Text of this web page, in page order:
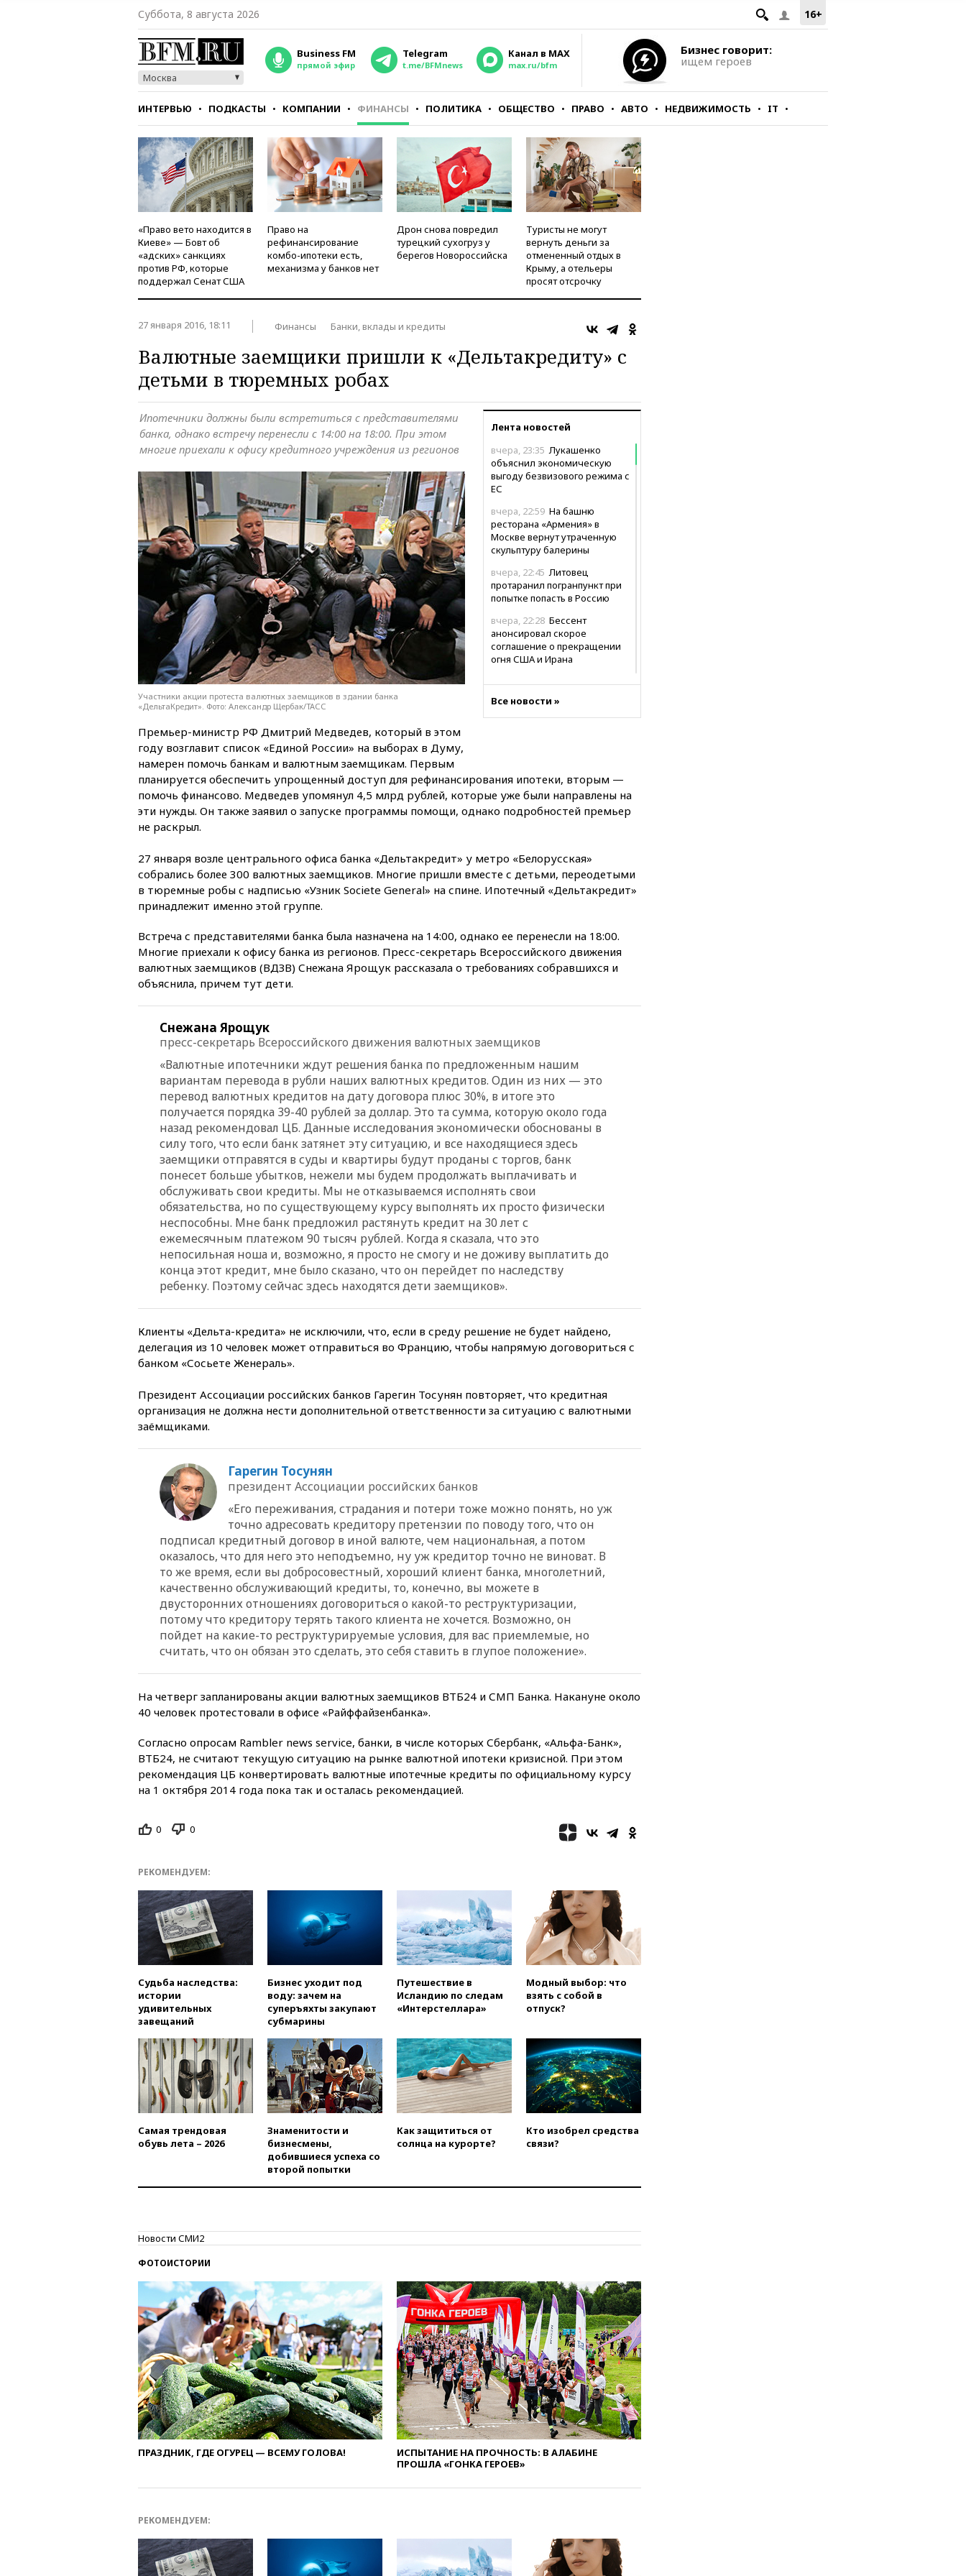
16+
Суббота, 8 августа 2026
Москва
Business FM
прямой эфир
Telegram
t.me/BFMnews
Канал в MAX
max.ru/bfm
Бизнес говорит:
ищем героев
ИНТЕРВЬЮ ПОДКАСТЫ КОМПАНИИ ФИНАНСЫ ПОЛИТИКА ОБЩЕСТВО ПРАВО АВТО НЕДВИЖИМОСТЬ IT
СТИЛЬ ТЕСТЫ
«Право вето находится в
Киеве» — Бовт об
«адских» санкциях
против РФ, которые
поддержал Сенат США
Право на
рефинансирование
комбо-ипотеки есть,
механизма у банков нет
Дрон снова повредил
турецкий сухогруз у
берегов Новороссийска
Туристы не могут
вернуть деньги за
отмененный отдых в
Крыму, а отельеры
просят отсрочку
27 января 2016, 18:11 Финансы Банки, вклады и кредиты
Валютные заемщики пришли к «Дельтакредиту» с
детьми в тюремных робах
Лента новостей
вчера, 23:35 Лукашенко
объяснил экономическую
выгоду безвизового режима с
ЕС
вчера, 22:59 На башню
ресторана «Армения» в
Москве вернут утраченную
скульптуру балерины
вчера, 22:45 Литовец
протаранил погранпункт при
попытке попасть в Россию
вчера, 22:28 Бессент
анонсировал скорое
соглашение о прекращении
огня США и Ирана
при нападении в Чехии
вчера, 21:56
The Atlantic: Маск
отказал Украине в
использовании Starlink для
складе в Брянске возбудили
уголовное дело
Лидеры сборной
Хорватии
вчера, 21:15
Пентагон
опубликовал 16 новых видео с
вчера, 21:00На границе
«Интервидение» точно
пройдет в 2026 году
сбила еще 75 украинских
беспилотников над Россией
вчера, 20:35
Велосипедист
погиб при атаке FPV-дрона в
Белгородской области
заочно арестовали по делу о
финансировании
экстремизма
вчера, 20:20 Суд США
постановил остановить
строительство бального зала в
одобрил ужесточение
санкций против России и
против журналистки Катерины
Гордеевой о фейках о ВС
вчера, 19:45ISU предоставил
вчера, 19:35 Зеленский
впервые совершил
официальный визит в Сербию
вчера, 19:19 Россиянка
погибла во Французских
Альпах
вчера, 19:00Открытое
горение на складе в Брянске
ликвидировано
вчера, 18:55Минобороны
украинским сухогрузам в
чемпионами на олимпиаде по
вчера, 18:39Два человека
Беспилотник
атаковал турецкий сухогруз у
году более чем на четверть
вчера, 17:55Мужчина получил
ранения при атаке дрона на
Белгородскую область
вчера, 17:48Bloomberg:
авиакомпании США обязали
проверить самолеты Boeing на
наличие трещин
пятилетний ребенок погиб при
падении из окна десятого
этажа
вчера, 17:17Bloomberg:
киберкомандование США
расследует серию
самоубийств своих служащих
вчера, 17:00 Сняты
вчера, 16:45«Яблоко» подаст
вчера, 16:35Мельникова и
еще шесть гимнастов сборной
России не получили визы на
ЧЕ
вчера, 16:16Движение по
Крымскому мосту
перекрывали второй раз за
день
вчера, 16:00Создатели
пирамиды АФК «Наследие»
получили от шести до 12 лет
колонии
августа рассмотрит иск о
пострадали при пожаре на
складе с красками в Брянске
Все новости »
Ипотечники должны были встретиться с представителями
банка, однако встречу перенесли с 14:00 на 18:00. При этом
многие приехали к офису кредитного учреждения из регионов
Участники акции протеста валютных заемщиков в здании банка
«ДельтаКредит». Фото: Александр Щербак/ТАСС
Премьер-министр РФ Дмитрий Медведев, который в этом
году возглавит список «Единой России» на выборах в Думу,
намерен помочь банкам и валютным заемщикам. Первым
планируется обеспечить упрощенный доступ для рефинансирования ипотеки, вторым —
помочь финансово. Медведев упомянул 4,5 млрд рублей, которые уже были направлены на
эти нужды. Он также заявил о запуске программы помощи, однако подробностей премьер
не раскрыл.
27 января возле центрального офиса банка «Дельтакредит» у метро «Белорусская»
собрались более 300 валютных заемщиков. Многие пришли вместе с детьми, переодетыми
в тюремные робы с надписью «Узник Societe General» на спине. Ипотечный «Дельтакредит»
принадлежит именно этой группе.
Встреча с представителями банка была назначена на 14:00, однако ее перенесли на 18:00.
Многие приехали к офису банка из регионов. Пресс-секретарь Всероссийского движения
валютных заемщиков (ВДЗВ) Снежана Ярощук рассказала о требованиях собравшихся и
объяснила, причем тут дети.
Снежана Ярощук
пресс-секретарь Всероссийского движения валютных заемщиков
«Валютные ипотечники ждут решения банка по предложенным нашим
вариантам перевода в рубли наших валютных кредитов. Один из них — это
перевод валютных кредитов на дату договора плюс 30%, в итоге это
получается порядка 39-40 рублей за доллар. Это та сумма, которую около года
назад рекомендовал ЦБ. Данные исследования экономически обоснованы в
силу того, что если банк затянет эту ситуацию, и все находящиеся здесь
заемщики отправятся в суды и квартиры будут проданы с торгов, банк
понесет больше убытков, нежели мы будем продолжать выплачивать и
обслуживать свои кредиты. Мы не отказываемся исполнять свои
обязательства, но по существующему курсу выполнять их просто физически
неспособны. Мне банк предложил растянуть кредит на 30 лет с
ежемесячным платежом 90 тысяч рублей. Когда я сказала, что это
непосильная ноша и, возможно, я просто не смогу и не доживу выплатить до
конца этот кредит, мне было сказано, что он перейдет по наследству
ребенку. Поэтому сейчас здесь находятся дети заемщиков».
Клиенты «Дельта-кредита» не исключили, что, если в среду решение не будет найдено,
делегация из 10 человек может отправиться во Францию, чтобы напрямую договориться с
банком «Сосьете Женераль».
Президент Ассоциации российских банков Гарегин Тосунян повторяет, что кредитная
организация не должна нести дополнительной ответственности за ситуацию с валютными
заёмщиками.
Гарегин Тосунян
президент Ассоциации российских банков
«Его переживания, страдания и потери тоже можно понять, но уж
точно адресовать кредитору претензии по поводу того, что он
подписал кредитный договор в иной валюте, чем национальная, а потом
оказалось, что для него это неподъемно, ну уж кредитор точно не виноват. В
то же время, если вы добросовестный, хороший клиент банка, многолетний,
качественно обслуживающий кредиты, то, конечно, вы можете в
двусторонних отношениях договориться о какой-то реструктуризации,
потому что кредитору терять такого клиента не хочется. Возможно, он
пойдет на какие-то реструктурируемые условия, для вас приемлемые, но
считать, что он обязан это сделать, это себя ставить в глупое положение».
На четверг запланированы акции валютных заемщиков ВТБ24 и СМП Банка. Накануне около
40 человек протестовали в офисе «Райффайзенбанка».
Согласно опросам Rambler news service, банки, в числе которых Сбербанк, «Альфа-Банк»,
ВТБ24, не считают текущую ситуацию на рынке валютной ипотеки кризисной. При этом
рекомендация ЦБ конвертировать валютные ипотечные кредиты по официальному курсу
на 1 октября 2014 года пока так и осталась рекомендацией.
0 0
РЕКОМЕНДУЕМ:
Судьба наследства:
истории
удивительных
завещаний
Бизнес уходит под
воду: зачем на
суперъяхты закупают
субмарины
Путешествие в
Исландию по следам
«Интерстеллара»
Модный выбор: что
взять с собой в
отпуск?
Самая трендовая
обувь лета – 2026
Знаменитости и
бизнесмены,
добившиеся успеха со
второй попытки
Как защититься от
солнца на курорте?
Кто изобрел средства
связи?
Новости СМИ2
ФОТОИСТОРИИ
ПРАЗДНИК, ГДЕ ОГУРЕЦ — ВСЕМУ ГОЛОВА!
ИСПЫТАНИЕ НА ПРОЧНОСТЬ: В АЛАБИНЕ
ПРОШЛА «ГОНКА ГЕРОЕВ»
РЕКОМЕНДУЕМ: